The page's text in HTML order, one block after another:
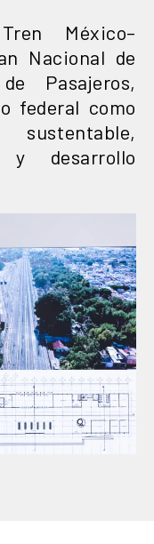
México–
Nacional de
Pasajeros,
federal como
y desarrollo